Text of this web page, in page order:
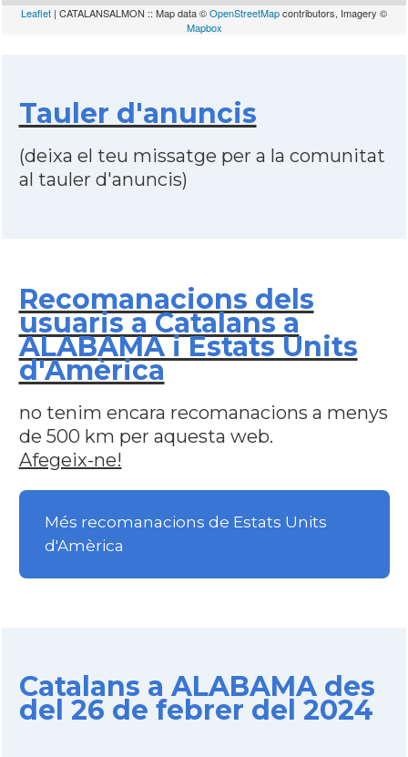
Leaflet | CATALANSALMON :: Map data ©OpenStreetMapcontributors, Imagery ©
Mapbox
Tauler d'anuncis
(deixa el teu missatge per a la comunitat
al tauler d'anuncis)
Recomanacions dels
usuaris a Catalans a
ALABAMA i Estats Units
d'Amèrica
no tenim encara recomanacions a menys
de 500 km per aquesta web.
Afegeix-ne!
Més recomanacions de Estats Units
d'Amèrica
Catalans a ALABAMA des
del 26 de febrer del 2024